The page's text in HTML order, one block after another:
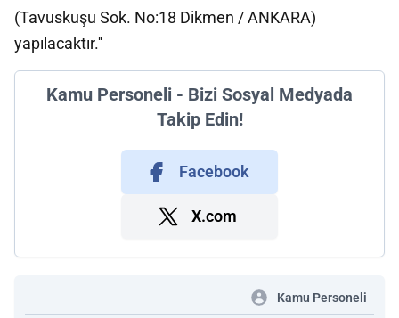
(Tavuskuşu Sok. No:18 Dikmen / ANKARA)
yapılacaktır.''
Kamu Personeli - Bizi Sosyal Medyada
Takip Edin!
Facebook
X.com
Kamu Personeli